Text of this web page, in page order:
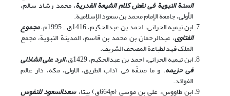
السنة النبویة فی نقض کلام الشیعة القدریة، محمد رشاد سالم،
الأولی، جامعة الإمام محمد بن سعود الإسلامیة.
ابن تیمیه الحرانی، احمد بن عبدالحکیم، 1416ق ـ 1995م، مجموع
الفتاوی، عبدالرحمان بن محمد بن قاسم، المدینة النبویة، مجمع
الملک فهد لطباعة المصحف الشریف.
ابن تیمیه الحرانی، احمد بن عبدالحکیم، 1429ق، الرد علی الشاذلی
فی حزیمه، و ما صنفّه فی آداب الطریق، الاولی، مکه، دار عالم
الفوائد.
ابن طاووس، علی بن موسی (م664ق) بی‏تا، سعدالسعود للنفوس